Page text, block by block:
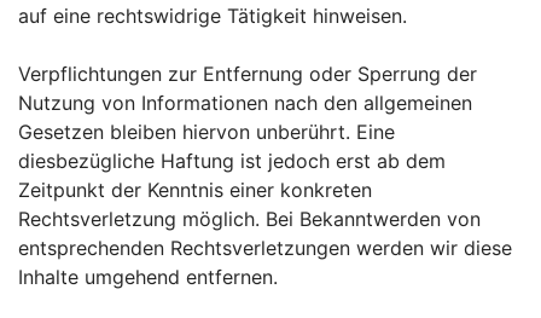
auf eine rechtswidrige Tätigkeit hinweisen.
Verpflichtungen zur Entfernung oder Sperrung der
Nutzung von Informationen nach den allgemeinen
Gesetzen bleiben hiervon unberührt. Eine
diesbezügliche Haftung ist jedoch erst ab dem
Zeitpunkt der Kenntnis einer konkreten
Rechtsverletzung möglich. Bei Bekanntwerden von
entsprechenden Rechtsverletzungen werden wir diese
Inhalte umgehend entfernen.